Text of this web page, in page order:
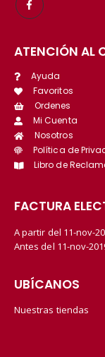
ATENCIÓN AL
Ayuda
Favoritos
Ordenes
Mi Cuenta
Nosotros
Política de
Libro de
FACTURA
A partir del 11-nov-
Antes del 11-nov-
UBÍCANOS
Nuestras tiendas